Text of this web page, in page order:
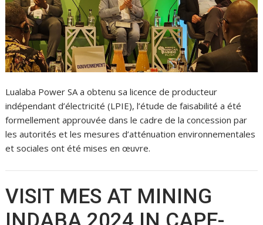
Lualaba Power SA a obtenu sa licence de producteur
indépendant d’électricité (LPIE), l’étude de faisabilité a été
formellement approuvée dans le cadre de la concession par
les autorités et les mesures d’atténuation environnementales
et sociales ont été mises en œuvre.
VISIT MES AT MINING